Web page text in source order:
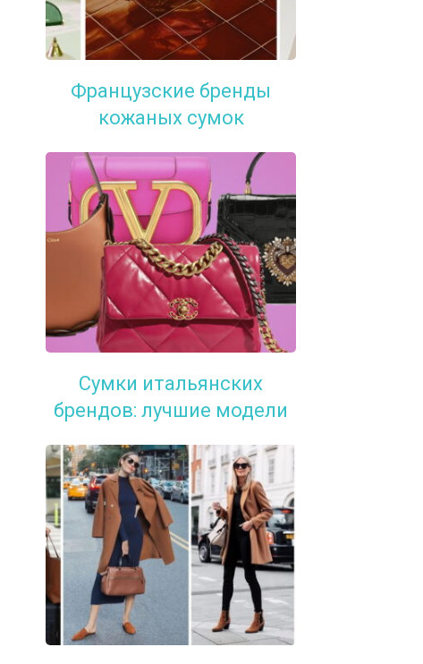
Французские бренды
кожаных сумок
Сумки итальянских
брендов: лучшие модели